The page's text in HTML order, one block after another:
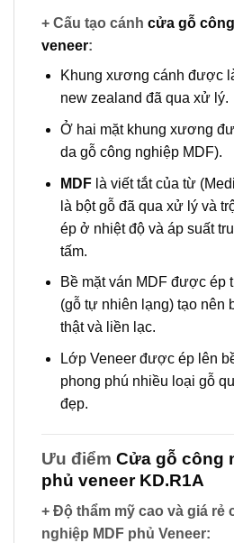
+ Cấu tạo cánh cửa gỗ
veneer:
Khung xương cánh được
new zealand đã qua xử lý.
Ở hai mặt khung xương
da gỗ công nghiệp MDF).
MDFlà viết tắt của từ
là bột gỗ đã qua xử lý và
ép ở nhiệt độ và áp suất
tấm.
Bề mặt ván MDF được ép
(gỗ tự nhiên lạng) tạo nên
thật và liền lạc.
Lớp Veneer được ép lên
phong phú nhiều loại gỗ
đẹp.
Ưu điểm Cửa gỗ công
phủ veneer KD.R1A
+ Độ thẩm mỹ cao và giá rẻ
nghiệp MDF phủ Veneer: